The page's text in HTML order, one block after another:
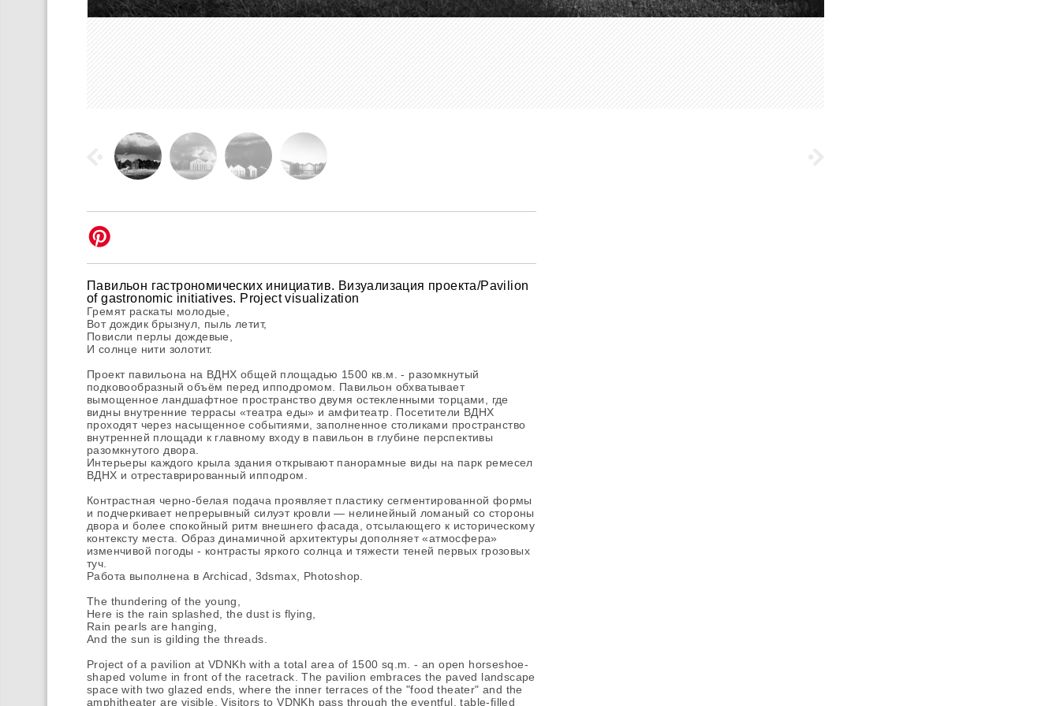
Павильон гастрономических инициатив. Визуализация проекта/Pavilion
of gastronomic initiatives. Project visualization
Гремят раскаты молодые,
Вот дождик брызнул, пыль летит,
Повисли перлы дождевые,
И солнце нити золотит.
Проект павильона на ВДНХ общей площадью 1500 кв.м. - разомкнутый
подковообразный объём перед ипподромом. Павильон обхватывает
вымощенное ландшафтное пространство двумя остекленными торцами, где
видны внутренние террасы «театра еды» и амфитеатр. Посетители ВДНХ
проходят через насыщенное событиями, заполненное столиками пространство
внутренней площади к главному входу в павильон в глубине перспективы
разомкнутого двора.
Интерьеры каждого крыла здания открывают панорамные виды на парк ремесел
ВДНХ и отреставрированный ипподром.
Контрастная черно-белая подача проявляет пластику сегментированной формы
и подчеркивает непрерывный силуэт кровли — нелинейный ломаный со стороны
двора и более спокойный ритм внешнего фасада, отсылающего к историческому
контексту места. Образ динамичной архитектуры дополняет «атмосфера»
изменчивой погоды - контрасты яркого солнца и тяжести теней первых грозовых
туч.
Работа выполнена в Archicad, 3dsmax, Photoshop.
The thundering of the young,
Here is the rain splashed, the dust is flying,
Rain pearls are hanging,
And the sun is gilding the threads.
Project of a pavilion at VDNKh with a total area of ​​1500 sq.m. - an open horseshoe-
shaped volume in front of the racetrack. The pavilion embraces the paved landscape
space with two glazed ends, where the inner terraces of the "food theater" and the
amphitheater are visible. Visitors to VDNKh pass through the eventful, table-filled